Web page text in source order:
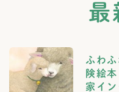
最
ふわ
険絵
家イ